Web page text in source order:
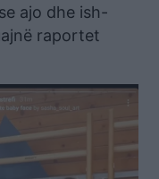
ajo dhe ish-
raportet